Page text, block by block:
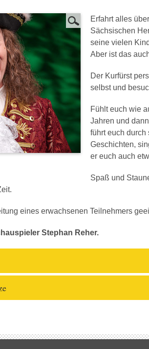
Erfahrt alles
Sächsischen
seine vielen
Aber ist das
Der Kurfürst
selbst und
Fühlt euch wie
Jahren und
führt euch
Geschichten,
er euch auch
Spaß und
eines erwachsenen Teilnehmers
Stephan Reher.